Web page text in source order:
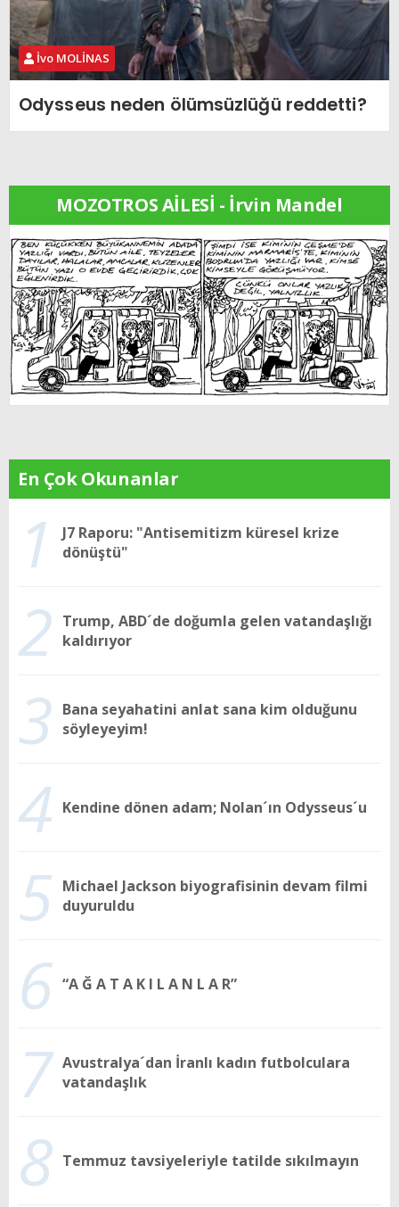
İvo MOLİNAS
Odysseus neden ölümsüzlüğü reddetti?
MOZOTROS AİLESİ - İrvin Mandel
En Çok Okunanlar
1
J7 Raporu: "Antisemitizm küresel krize
dönüştü"
2 Trump, ABD´de doğumla gelen vatandaşlığı
kaldırıyor
3 Bana seyahatini anlat sana kim olduğunu
söyleyeyim!
4 Kendine dönen adam; Nolan´ın Odysseus´u
5 Michael Jackson biyografisinin devam filmi
duyuruldu
6 “A Ğ A T A K I L A N L A R”
7 Avustralya´dan İranlı kadın futbolculara
vatandaşlık
8 Temmuz tavsiyeleriyle tatilde sıkılmayın